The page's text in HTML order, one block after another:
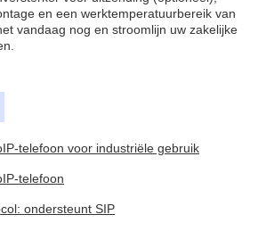
en een werktemperatuurbereik van
vandaag nog en stroomlijn uw zakelijke
telefoon voor industriële gebruik
telefoon
ondersteunt SIP